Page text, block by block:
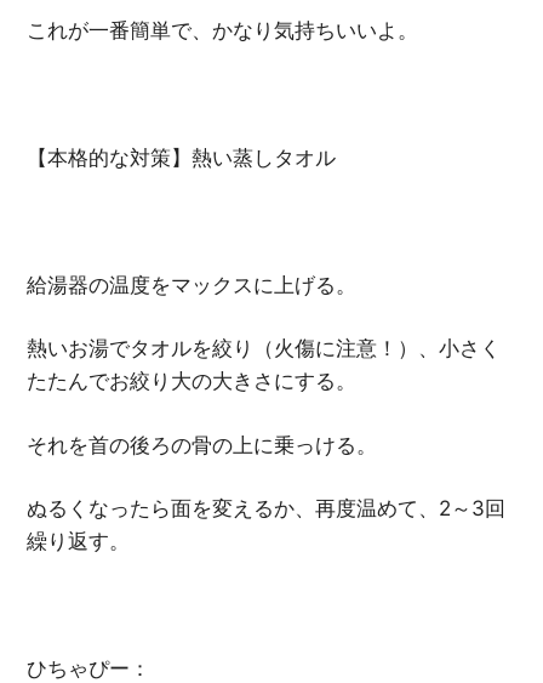
これが一番簡単で、かなり気持ちいいよ。
【本格的な対策】熱い蒸しタオル
給湯器の温度をマックスに上げる。
熱いお湯でタオルを絞り（火傷に注意！）、小さく
たたんでお絞り大の大きさにする。
それを首の後ろの骨の上に乗っける。
ぬるくなったら面を変えるか、再度温めて、2～3回
繰り返す。
ひちゃぴー：